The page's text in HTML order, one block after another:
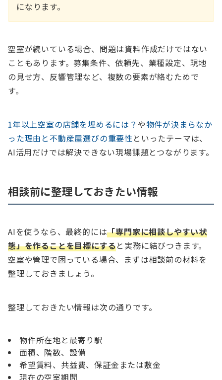
になります。
空室が続いている場合、問題は資料作成だけではない
こともあります。募集条件、依頼先、業種設定、現地
の見せ方、反響管理など、複数の要素が絡むためで
す。
1年以上空室の店舗を埋めるには？ や物件が決まらなか
った理由と不動産屋選びの重要性といったテーマは、
AI活用だけでは解決できない現場課題とつながります。
相談前に整理しておきたい情報
AIを使うなら、最終的には「専門家に相談しやすい状
態」を作ることを目標にすると実務に結びつきます。
空室や管理で困っている場合、まずは相談前の材料を
整理しておきましょう。
整理しておきたい情報は次の通りです。
物件所在地と最寄り駅
面積、階数、設備
希望賃料、共益費、保証金または敷金
現在の空室期間